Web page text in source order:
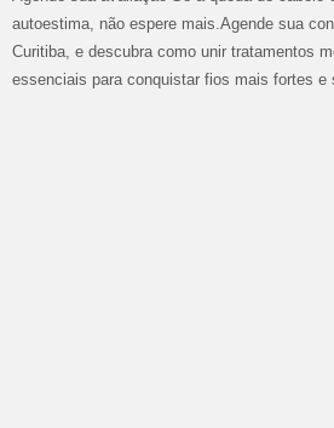
autoestima, não espere mais.Agende sua
Curitiba, e descubra como unir tratamentos
essenciais para conquistar fios mais fortes e